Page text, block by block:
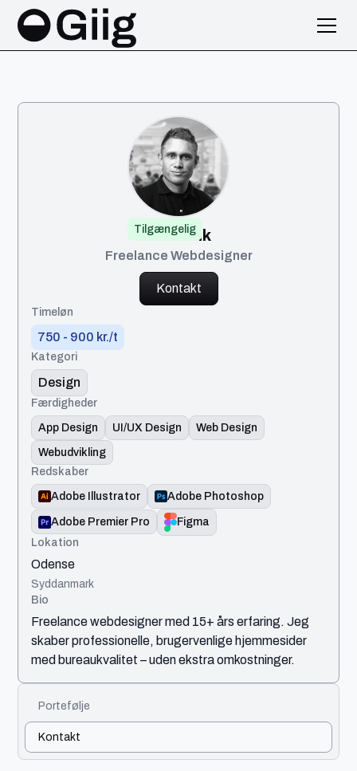
Tilgængelig
Frederik
Freelance Webdesigner
Kontakt
Timeløn
750 - 900 kr./t
Kategori
Design
Færdigheder
App Design
UI/UX Design
Web Design
Webudvikling
Redskaber
Adobe Illustrator
Adobe Photoshop
Adobe Premier Pro
Figma
Lokation
Odense
Syddanmark
Bio
Freelance webdesigner med 15+ års erfaring. Jeg
skaber professionelle, brugervenlige hjemmesider
med bureaukvalitet – uden ekstra omkostninger.
Portefølje
Kontakt